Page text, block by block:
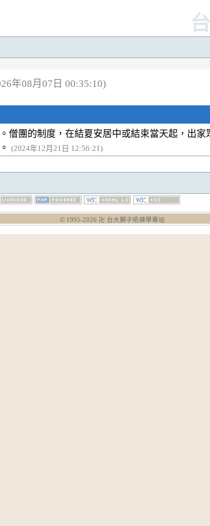
年08月07日 00:35:10)
僧團的制度，在結夏安居中或結束當天起，出
(2024年12月21日 12:56:21)
© 1995-2026 卍 台大獅子吼佛學專站